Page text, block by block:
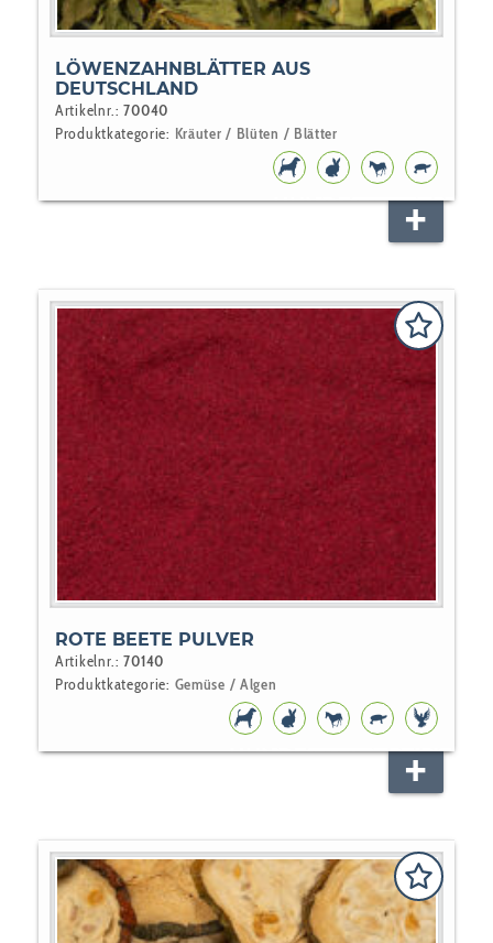
LÖWENZAHNBLÄTTER AUS
DEUTSCHLAND
Artikelnr.:70040
Produktkategorie: Kräuter / Blüten / Blätter
HUNDEFUTTER
NAGERPFERD
ROTE BEETE PULVER
Artikelnr.:70140
Produktkategorie: Gemüse / Algen
HUNDEFUTTER
NAGERPFERDREPTILIEN
VOGEL